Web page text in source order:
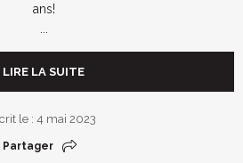
ans!
LIRE LA SUITE
le : 4 mai 2023
Partager